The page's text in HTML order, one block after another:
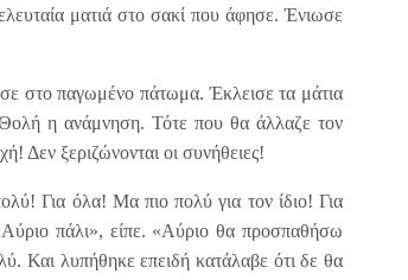
ματιά στο σακί που άφησε. Ένιωσε
στο παγωμένο πάτωμα. Έκλεισε τα μάτια
η ανάμνηση. Τότε που θα άλλαζε τον
Δεν ξεριζώνονται οι συνήθειες!
Για όλα! Μα πιο πολύ για τον ίδιο! Για
πάλι», είπε. «Αύριο θα προσπαθήσω
Και λυπήθηκε επειδή κατάλαβε ότι δε θα